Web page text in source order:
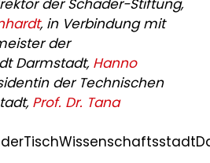
der Schader-Stiftung,
, in Verbindung mit
der
Darmstadt, Hanno
der Technischen
Prof. Dr. Tana